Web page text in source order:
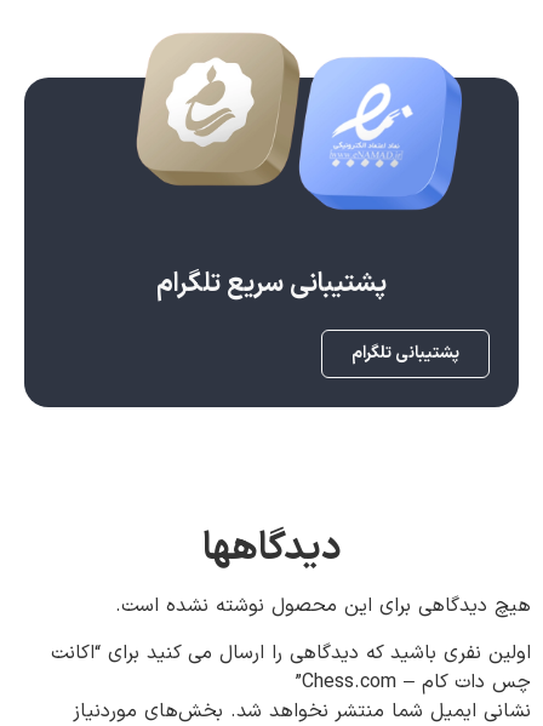
پشتیبانی سریع تلگرام
پشتیبانی تلگرام
دیدگاهها
هیچ دیدگاهی برای این محصول نوشته نشده است.
اولین نفری باشید که دیدگاهی را ارسال می کنید برای “اکانت
چس دات کام – Chess.com”
نشانی ایمیل شما منتشر نخواهد شد. بخش‌های موردنیاز